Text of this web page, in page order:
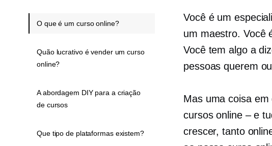
Você é um
um maestro. Você
Você tem algo a
pessoas querem
Mas uma coisa
cursos online – e
crescer, tanto
O que é um curso online?
Quão lucrativo é vender um curso
online?
A abordagem DIY para a criação
de cursos
Que tipo de plataformas existem?